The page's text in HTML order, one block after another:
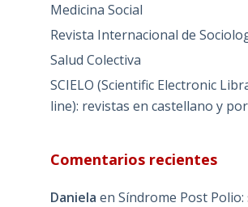
Medicina Social
Revista Internacional de
Salud Colectiva
SCIELO (Scientific Electronic
line): revistas en castellano y
Comentarios recientes
Daniela en Síndrome Post Polio: